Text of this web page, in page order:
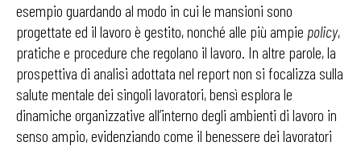
esempio guardando al modo in cui le mansioni sono
progettate ed il lavoro è gestito, nonché alle più ampie policy,
pratiche e procedure che regolano il lavoro. In altre parole, la
prospettiva di analisi adottata nel report non si focalizza sulla
salute mentale dei singoli lavoratori, bensì esplora le
dinamiche organizzative all’interno degli ambienti di lavoro in
senso ampio, evidenziando come il benessere dei lavoratori